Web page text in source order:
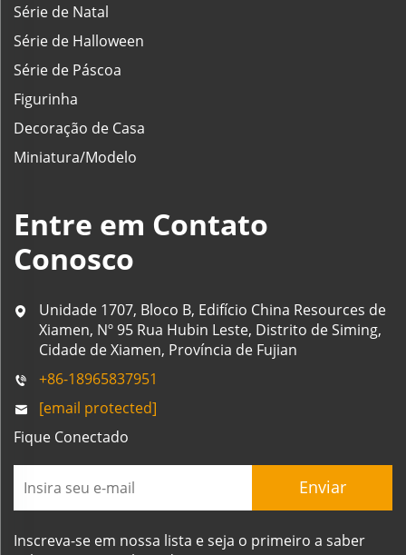
Série de Natal
Série de Halloween
Série de Páscoa
Figurinha
Decoração de Casa
Miniatura/Modelo
Entre em Contato
Conosco
Unidade 1707, Bloco B, Edifício China Resources de
Xiamen, Nº 95 Rua Hubin Leste, Distrito de Siming,
Cidade de Xiamen, Província de Fujian
+86-18965837951
[email protected]
Fique Conectado
Enviar
Inscreva-se em nossa lista e seja o primeiro a saber